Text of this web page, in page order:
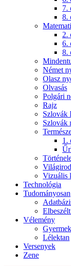
7.
8.
2.
6.
8.
Német
Olasz
Olvasás
Polgári
Rajz
Szlovák
Szlovák
1.
Vizuális
Technológia
Tudományosan
Vélemény
Lélektan
Versenyek
Zene